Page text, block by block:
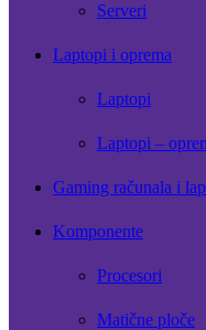
Serveri
Laptopi i oprema
Laptopi
Laptopi –
Gaming računala i
Komponente
Procesori
Matične ploče